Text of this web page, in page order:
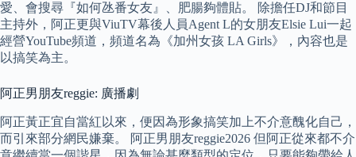
愛、會搜尋『如何氹番女友』、肥腸夠體貼。 除擔任DJ和節目
主持外，阿正更與ViuTV幕後人員Agent L的女朋友Elsie Lui一起
經營YouTube頻道，頻道名為《加州女孩 LA Girls》，內容也是
以搞笑為主。
阿正男朋友reggie: 廣播劇
阿正黃正宜自當紅以來，便因為形象搞笑加上不介意醜化自己，
而引來部分網民嫌棄。 阿正男朋友reggie2026 但阿正從來都不介